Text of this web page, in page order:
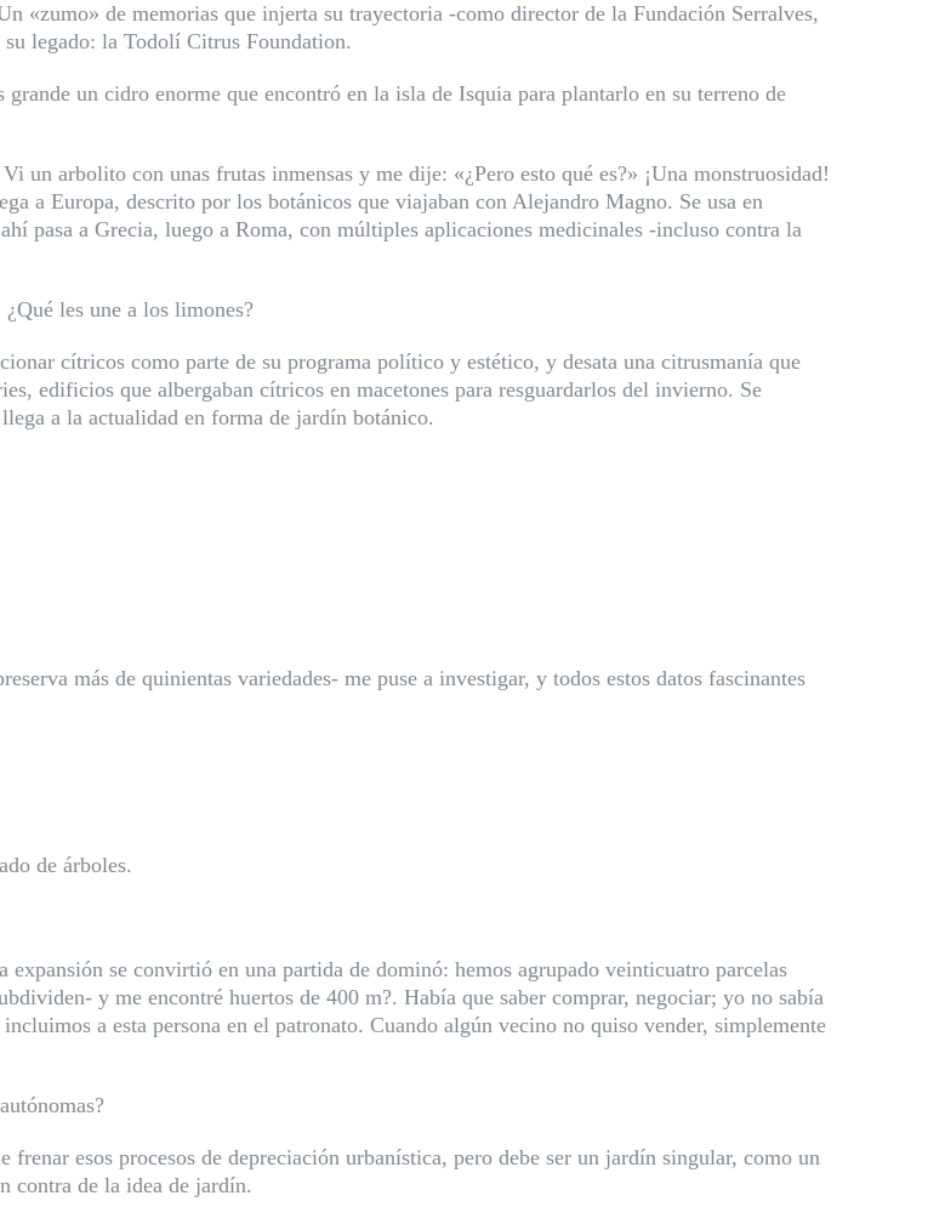
de memorias que injerta su trayectoria -como director de la Fundación Serralves,
legado: la Todolí Citrus Foundation.
un cidro enorme que encontró en la isla de Isquia para plantarlo en su terreno de
un arbolito con unas frutas inmensas y me dije: «¿Pero esto qué es?» ¡Una monstruosidad!
a Europa, descrito por los botánicos que viajaban con Alejandro Magno. Se usa en
pasa a Grecia, luego a Roma, con múltiples aplicaciones medicinales -incluso contra la
les une a los limones?
cítricos como parte de su programa político y estético, y desata una citrusmanía que
edificios que albergaban cítricos en macetones para resguardarlos del invierno. Se
a la actualidad en forma de jardín botánico.
más de quinientas variedades- me puse a investigar, y todos estos datos fascinantes
de árboles.
se convirtió en una partida de dominó: hemos agrupado veinticuatro parcelas
y me encontré huertos de 400 m?. Había que saber comprar, negociar; yo no sabía
a esta persona en el patronato. Cuando algún vecino no quiso vender, simplemente
esos procesos de depreciación urbanística, pero debe ser un jardín singular, como un
contra de la idea de jardín.